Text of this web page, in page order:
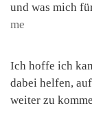
und was mich
me
Ich hoffe ich
dabei helfen,
weiter zu